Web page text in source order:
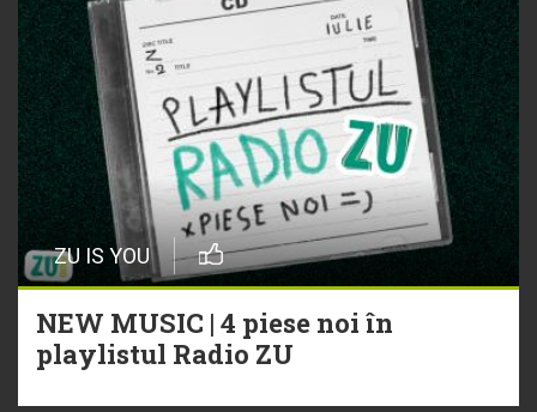
ZU IS YOU
NEW MUSIC | 4 piese noi în
playlistul Radio ZU